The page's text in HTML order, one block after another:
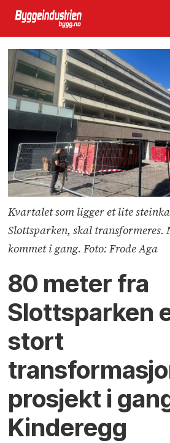
Kvartalet som ligger et lite
Slottsparken, skal transformeres.
kommet i gang. Foto: Frode Aga
80 meter fra
Slottsparken
stort
prosjekt i
Kinderegg